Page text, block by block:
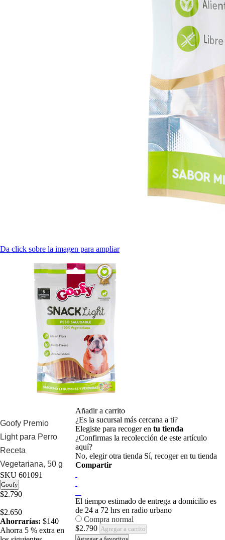
Da click sobre la imagen para ampliar
Goofy Premio
Light para Perro
Receta
Vegetariana, 50 g
SKU 601091
Goofy
$2.790
$2.650
Ahorrarías: $140
Ahorra 5 % extra en
Añadir a carrito
¿Es la sucursal más cercana a ti?
Elegiste para recoger en tu tienda
¿Confirmas la recolección de este artículo
aquí?
No, elegir otra tienda Sí, recoger en tu tienda
Compartir
El tiempo estimado de entrega a domicilio es
de 24 a 72 hrs en radio urbano
Compra normal
$2.790 Agregar a carrito